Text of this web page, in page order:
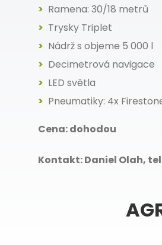
Ramena: 30/18 metrů
Trysky Triplet
Nádrž s objeme 5 000 l
Decimetrová navigace
LED světla
Pneumatiky: 4x
Cena: dohodou
Kontakt: Daniel Olah, tel.